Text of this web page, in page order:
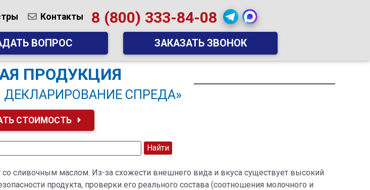
Контакты 8 (800) 333-84-08
ВОПРОС ЗАКАЗАТЬ ЗВОНОК
ПРОДУКЦИЯ
СПРЕДА»
СТОИМОСТЬ
сливочным маслом. Из-за схожести внешнего вида и вкуса существует высокий
продукта, проверки его реального состава (соотношения молочного и